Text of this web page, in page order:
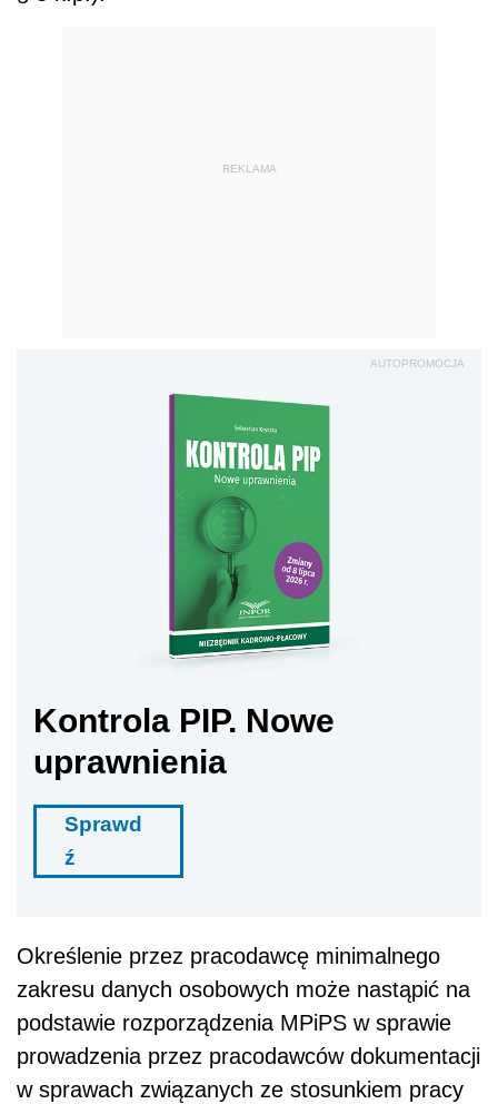
REKLAMA
AUTOPROMOCJA
Kontrola PIP. Nowe
uprawnienia
Sprawd
ź
Określenie przez pracodawcę minimalnego
zakresu danych osobowych może nastąpić na
podstawie rozporządzenia MPiPS w sprawie
prowadzenia przez pracodawców dokumentacji
w sprawach związanych ze stosunkiem pracy